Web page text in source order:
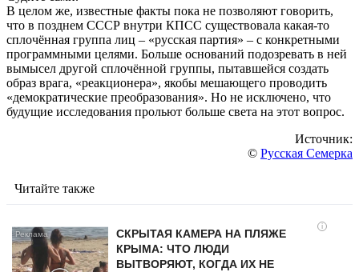
В целом же, известные факты пока не позволяют говорить,
что в позднем СССР внутри КПСС существовала какая-то
сплочённая группа лиц – «русская партия» – с конкретными
программными целями. Больше оснований подозревать в ней
вымысел другой сплочённой группы, пытавшейся создать
образ врага, «реакционера», якобы мешающего проводить
«демократические преобразования». Но не исключено, что
будущие исследования прольют больше света на этот вопрос.
Источник:
© Русская Семерка
Читайте также
i
СКРЫТАЯ КАМЕРА НА ПЛЯЖЕ
КРЫМА: ЧТО ЛЮДИ
ВЫТВОРЯЮТ, КОГДА ИХ НЕ